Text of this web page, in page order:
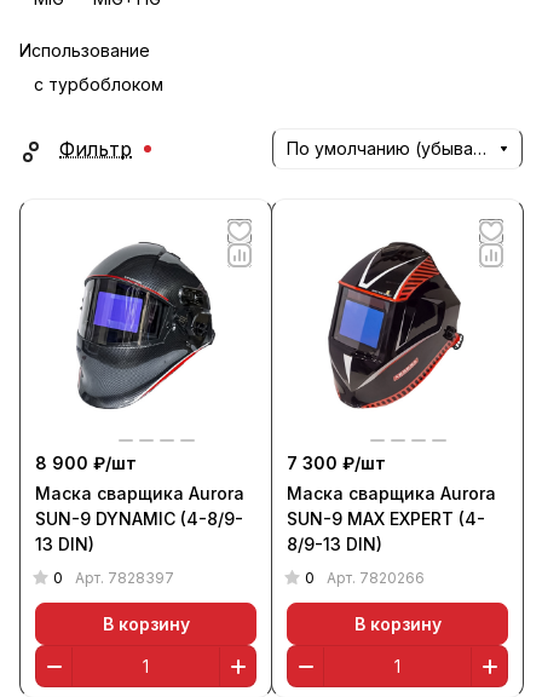
Использование
с турбоблоком
Фильтр По умолчанию (убывание)
8 900 ₽/шт
Маска сварщика Aurora
SUN-9 DYNAMIC (4-8/9-
13 DIN)
0 Арт. 7828397
В корзину
7 300 ₽/шт
Маска сварщика Aurora
SUN-9 MAX EXPERT (4-
8/9-13 DIN)
0 Арт. 7820266
В корзину